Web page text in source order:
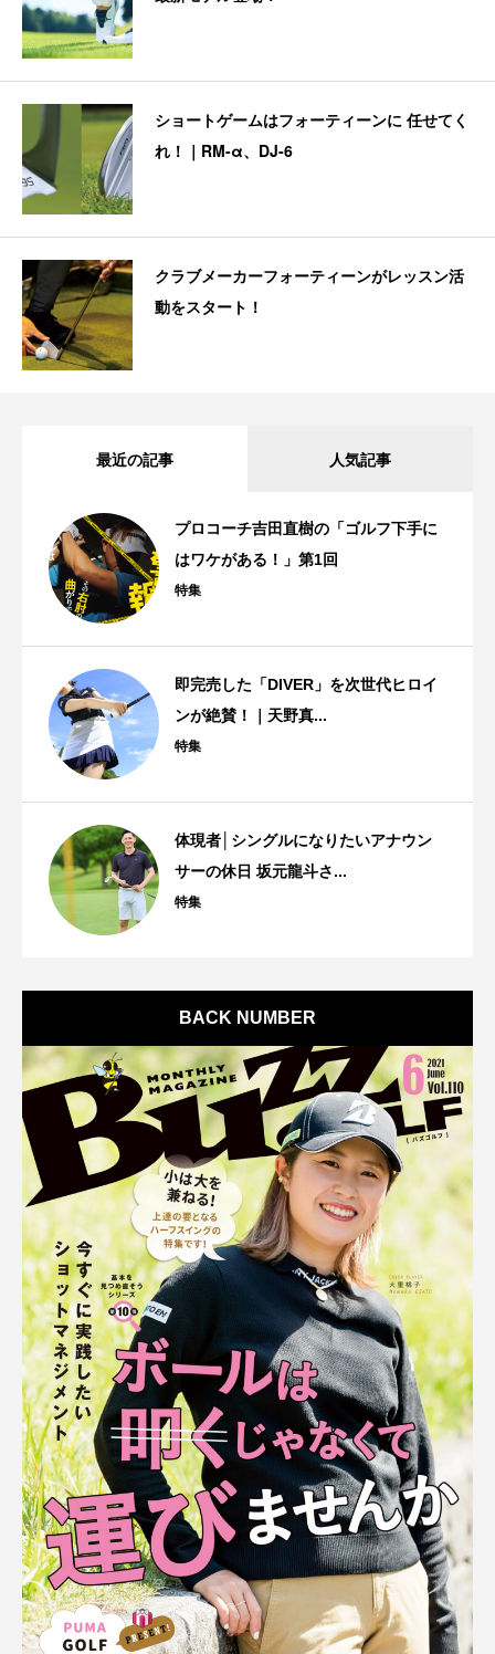
ショートゲームはフォーティーンに 任せてく
れ！｜RM-α、DJ-6
クラブメーカーフォーティーンがレッスン活
動をスタート！
最近の記事 人気記事
プロコーチ吉田直樹の「ゴルフ下手に
はワケがある！」第1回
特集
即完売した「DIVER」を次世代ヒロイ
ンが絶賛！｜天野真...
特集
体現者│シングルになりたいアナウン
サーの休日 坂元龍斗さ...
特集
BACK NUMBER